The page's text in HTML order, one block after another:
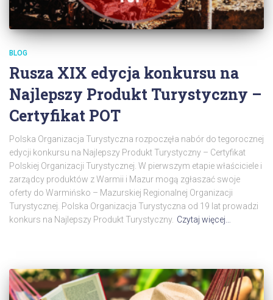
BLOG
Rusza XIX edycja konkursu na
Najlepszy Produkt Turystyczny –
Certyfikat POT
Polska Organizacja Turystyczna rozpoczęła nabór do tegorocznej
edycji konkursu na Najlepszy Produkt Turystyczny – Certyfikat
Polskiej Organizacji Turystycznej. W pierwszym etapie właściciele i
zarządcy produktów z Warmii i Mazur mogą zgłaszać swoje
oferty do Warmińsko – Mazurskiej Regionalnej Organizacji
Turystycznej. Polska Organizacja Turystyczna od 19 lat prowadzi
konkurs na Najlepszy Produkt Turystyczny. Czytaj więcej…